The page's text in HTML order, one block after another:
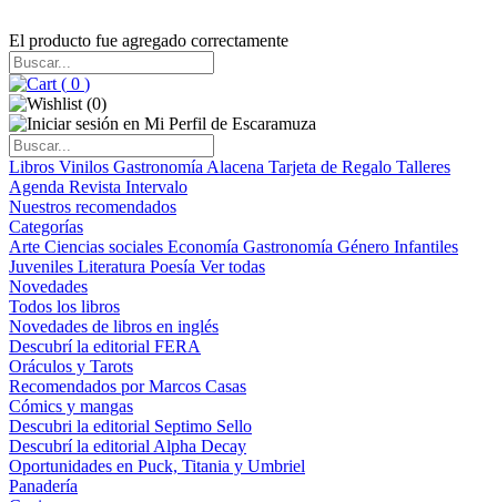
El producto fue agregado correctamente
( 0 )
(0)
Libros Vinilos Gastronomía Alacena Tarjeta de Regalo Talleres
Agenda Revista Intervalo
Nuestros recomendados
Categorías
Arte Ciencias sociales Economía Gastronomía Género Infantiles
Juveniles Literatura Poesía Ver todas
Novedades
Todos los libros
Novedades de libros en inglés
Descubrí la editorial FERA
Oráculos y Tarots
Recomendados por Marcos Casas
Cómics y mangas
Descubri la editorial Septimo Sello
Descubrí la editorial Alpha Decay
Oportunidades en Puck, Titania y Umbriel
Panadería